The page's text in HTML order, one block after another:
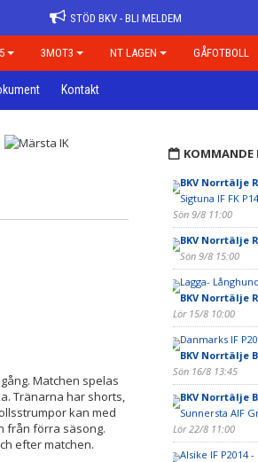
STÖD BKV - BLI MELDEM
3MOT3 NT LAGEN GÅFOTBOLL
Kontakt
Matchen spelas
Tränarna har shorts,
kan med
från förra säsong.
efter matchen.
KOMMANDE
BKV Norrtälje
Sigtuna IF FK
Sön 9/8 11:00
BKV Norrtälje
Sön 9/8 15:00
Lagga-
BKV Norrtälje
Lör 15/8 10:00
Danmarks IF
BKV Norrtälje
Sön 16/8 13:45
BKV Norrtälje
Sunnersta AIF
Lör 22/8 11:00
Alsike IF P2014 -